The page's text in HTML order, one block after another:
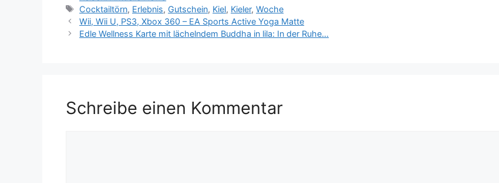
Schlagwörter
Cocktailtörn, Erlebnis, Gutschein, Kiel, Kieler,Woche
Wii, Wii U, PS3, Xbox 360 – EA Sports Active Yoga Matte
Edle Wellness Karte mit lächelndem Buddha in lila: In der Ruhe…
Schreibe einen Kommentar